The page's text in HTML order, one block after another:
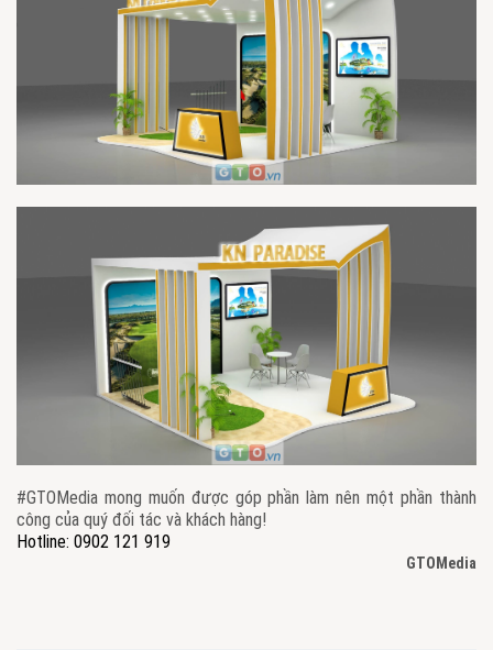
#GTOMedia mong muốn được góp phần làm nên một phần thành
công của quý đối tác và khách hàng!
Hotline: 0902 121 919
GTOMedia